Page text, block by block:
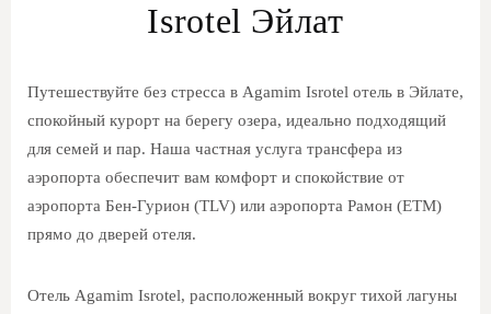
Isrotel Эйлат
Путешествуйте без стресса в Agamim Isrotel отель в Эйлате,
спокойный курорт на берегу озера, идеально подходящий
для семей и пар. Наша частная услуга трансфера из
аэропорта обеспечит вам комфорт и спокойствие от
аэропорта Бен-Гурион (TLV) или аэропорта Рамон (ETM)
прямо до дверей отеля.
Отель Agamim Isrotel, расположенный вокруг тихой лагуны